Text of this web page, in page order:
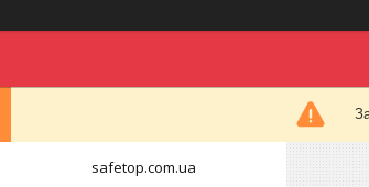
safetop.com.ua